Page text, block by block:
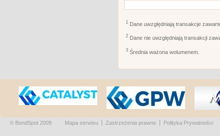
1 Dane uwzględniają transakcje
2 Dane nie uwzględniają transakcji
3 Średnia ważona wolumenem.
© BondSpot 2009 Mapa serwisu Zastrzeżenia prawne Polityka Prywatności